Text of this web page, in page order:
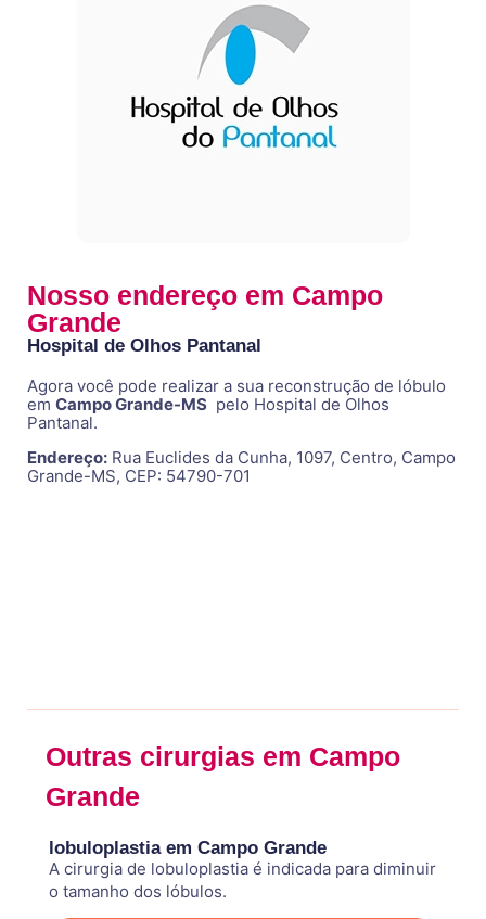
Nosso endereço em Campo
Grande
Hospital de Olhos Pantanal
Agora você pode realizar a sua reconstrução de lóbulo
em Campo Grande-MS pelo Hospital de Olhos
Pantanal.
Endereço: Rua Euclides da Cunha, 1097, Centro, Campo
Grande-MS, CEP: 54790-701
Outras cirurgias em Campo
Grande
lobuloplastia em Campo Grande
A cirurgia de lobuloplastia é indicada para diminuir
o tamanho dos lóbulos.